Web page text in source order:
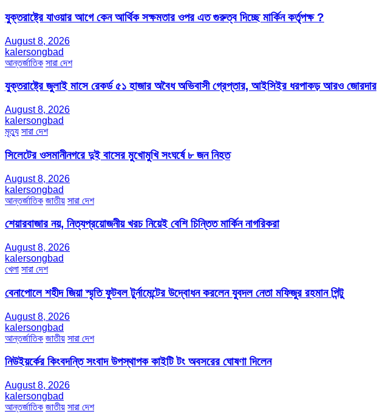
যুক্তরাষ্ট্রে যাওয়ার আগে কেন আর্থিক সক্ষমতার ওপর এত গুরুত্ব দিচ্ছে মার্কিন কর্তৃপক্ষ ?
August 8, 2026
kalersongbad
আন্তর্জাতিক সারা দেশ
যুক্তরাষ্ট্রে জুলাই মাসে রেকর্ড ৫১ হাজার অবৈধ অভিবাসী গ্রেপ্তার, আইসিইর ধরপাকড় আরও জোরদার
August 8, 2026
kalersongbad
মৃত্যু সারা দেশ
সিলেটের ওসমানীনগরে দুই বাসের মুখোমুখি সংঘর্ষে ৮ জন নিহত
August 8, 2026
kalersongbad
আন্তর্জাতিক জাতীয় সারা দেশ
শেয়ারবাজার নয়, নিত্যপ্রয়োজনীয় খরচ নিয়েই বেশি চিন্তিত মার্কিন নাগরিকরা
August 8, 2026
kalersongbad
খেলা সারা দেশ
বেনাপোলে শহীদ জিয়া স্মৃতি ফুটবল টুর্নামেন্টের উদ্বোধন করলেন যুবদল নেতা মফিজুর রহমান পিন্টু
August 8, 2026
kalersongbad
আন্তর্জাতিক জাতীয় সারা দেশ
নিউইয়র্কের কিংবদন্তি সংবাদ উপস্থাপক কাইটি টং অবসরের ঘোষণা দিলেন
August 8, 2026
kalersongbad
আন্তর্জাতিক জাতীয় সারা দেশ